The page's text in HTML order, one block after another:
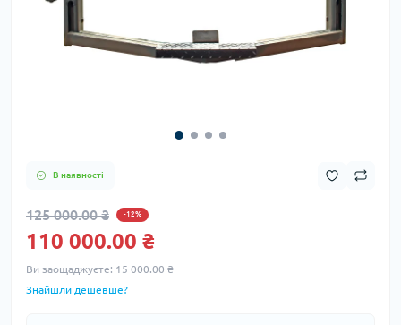
В наявності
125 000.00 ₴ -12%
110 000.00 ₴
Ви заощаджуєте: 15 000.00 ₴
Знайшли дешевше?